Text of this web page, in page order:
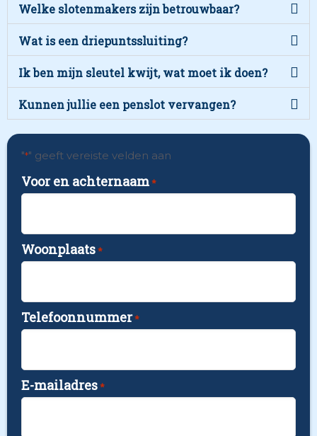
Welke slotenmakers zijn betrouwbaar?
Wat is een driepuntssluiting?
Ik ben mijn sleutel kwijt, wat moet ik doen?
Kunnen jullie een penslot vervangen?
"*" geeft vereiste velden aan
Voor en achternaam*
Woonplaats*
Telefoonnummer*
E-mailadres*